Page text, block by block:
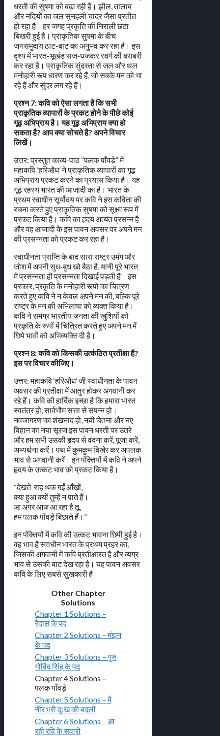
धरती की सुषमा को बढ़ा रही हैं। झील, तालाब
और नदियों का जल सुनहली चादर जैसा प्रतीत
हो रहा है। हर जगह प्रकृति की निराली छटा
बिखरी हुई है। प्राकृतिक सुषमा के बीच
जनसमुदाय ठाट-बाट का अनुभव कर रहा है। इस
दृश्य में भारत-भूखंड सज-धजकर स्वर्ग की बराबरी
कर रहा है। प्राकृतिक सुंदरता से जल और थल
मनोहारी रूप धारण कर रहे हैं, जो सबके मन को भा
रहे हैं और सुंदर लग रहे हैं।
प्रश्न 7: कवि को ऐसा लगता है कि सभी
प्राकृतिक व्यापारों के प्रकट होने के पीछे कोई
गूढ़ अभिप्राय है। यह गूढ़ अभिप्राय क्या हो
सकता है? आप क्या सोचते है? अपने विचार
लिखें।
उत्तर: प्रस्तुत काव्य-पाठ “पलक पाँवड़े” में
महाकवि ‘हरिऔध’ ने प्राकृतिक व्यापारों का गूढ़
अभिप्राय प्रकट करने का प्रयास किया है। यह
गूढ़ रहस्य भारत की आजादी का है। भारत के
प्रथम स्वाधीन सूर्योदय पर कवि ने इस कविता की
रचना करते हुए प्राकृतिक सुषमा को सूक्ष्म रूप में
प्रकट किया है। कवि का हृदय अत्यंत प्रसन्न है
और वह आजादी के इस पावन अवसर पर अपने मन
की प्रसन्नता को प्रकट कर रहा है।
स्वाधीनता प्राप्ति के बाद सारा राष्ट्र उमंग और
जोश में अपनी सुध-बुध खो बैठा है, यानी पूरे भारत
में प्रसन्नता ही प्रसन्नता दिखाई पड़ती है। इस
प्रकार, प्रकृति के मनोहारी रूपों का चित्रण
करते हुए कवि ने न केवल अपने मन की, बल्कि पूरे
राष्ट्र के मन की अभिलाषा को व्यक्त किया है।
कवि ने समग्र भारतीय जनता की खुशियों को
प्रकृति के रूपों में चित्रित करते हुए अपने मन में
छिपे भावों को अभिव्यक्ति दी है।
प्रश्न 8: कवि को किसकी उत्कंठित प्रतीक्षा है?
इस पर विचार कीजिए।
उत्तर: महाकवि ‘हरिऔध’ जी स्वाधीनता के पावन
अवसर की प्रतीक्षा में आतुर होकर अगवानी कर
रहे हैं। कवि की हार्दिक इच्छा है कि हमारा भारत
स्वतंत्र हो, सार्वभौम सत्ता से संपन्न हो।
नवजागरण का शंखनाद हो, नयी चेतना और नए
विहान का नया सूरज इस पावन धरती पर उतरे
और हम सभी उसकी हृदय से वंदना करें, पूजा करें,
अभ्यर्थना करें। पथ में कुमकुम बिखेर कर अपलक
भाव से अगवानी करें। इन पंक्तियों में कवि ने अपने
हृदय के उत्कट भाव को प्रकट किया है।
“देखते-राह थक गईं आँखों,
क्या हुआ क्यों तुम्हें न पाते हैं।
आ अगर आज आ रहा है तू,
हम पलक पाँवड़े बिछाते हैं।”
इन पंक्तियों में कवि की उत्कट भावना छिपी हुई है।
वह भाव है स्वाधीन भारत के प्रथम प्रहर का,
जिसकी अगवानी में कवि प्रतीक्षारत है और व्यग्र
भाव से उसकी बाट देख रहा है। यह पावन अवसर
कवि के लिए सबसे सुखकारी है।
Other Chapter
Solutions
Chapter 1 Solutions –
रैदास के पद
Chapter 2 Solutions – मंझन
के पद
Chapter 3 Solutions – गुरु
गोविंद सिंह के पद
Chapter 4 Solutions –
पलक पाँवड़े
Chapter 5 Solutions – मै
नीर भरी दुःख की बदली
Chapter 6 Solutions – आ
रही रवि के सवारी